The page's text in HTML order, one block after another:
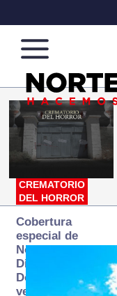
Norte
de
Ciudad
Más
que
noticias,
hacemos periodismo
CREMATORIO
DEL HORROR
Cobertura
especial de
Norte
Digital:
Donde la
verdad